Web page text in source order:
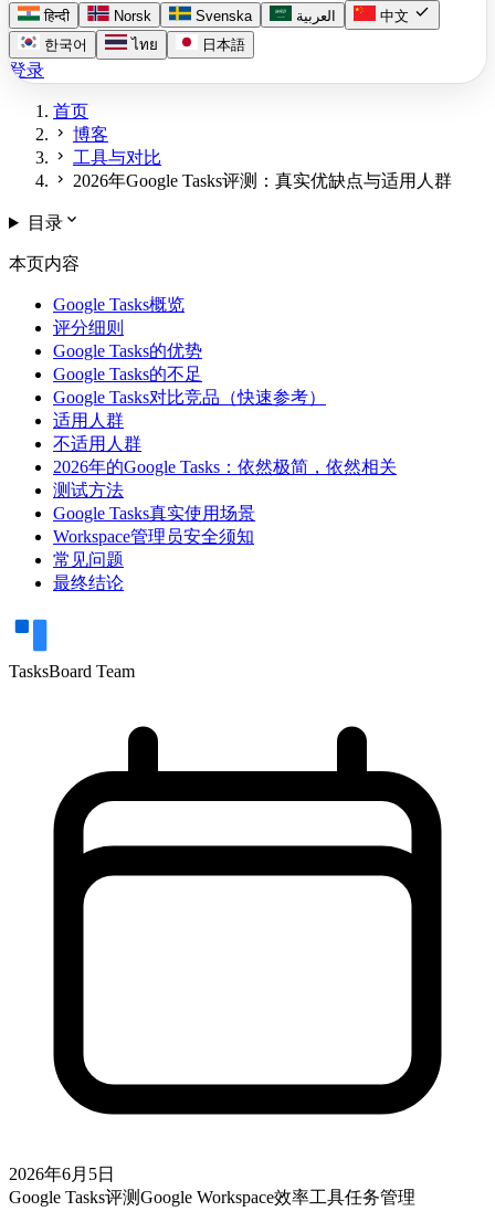
हिन्दी
Norsk Svenska العربية 中文 check
한국어 ไทย 日本語
登录
首页
chevron_right 博客
chevron_right 工具与对比
chevron_right 2026年Google Tasks评测：真实优缺点与适用人群
目录expand_more
本页内容
Google Tasks概览
评分细则
Google Tasks的优势
Google Tasks的不足
Google Tasks对比竞品（快速参考）
适用人群
不适用人群
2026年的Google Tasks：依然极简，依然相关
测试方法
Google Tasks真实使用场景
Workspace管理员安全须知
常见问题
最终结论
TasksBoard Team
2026年6月5日
Google Tasks评测Google Workspace效率工具任务管理